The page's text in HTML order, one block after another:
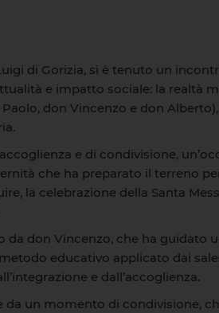
di Gorizia, si è tenuto un
e impatto sociale: la realtà
don Vincenzo e don
e di condivisione,
che ha preparato il terreno
la celebrazione della Santa
don Vincenzo, che ha guidato
educativo applicato dai
e dall’accoglienza.
un momento di condivisione,